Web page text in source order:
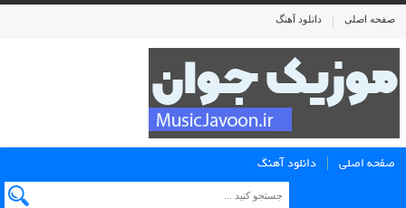
صفحه اصلی دانلود آهنگ
صفحه اصلی دانلود آهنگ